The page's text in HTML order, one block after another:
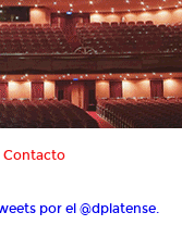
Contacto
por el @dplatense.